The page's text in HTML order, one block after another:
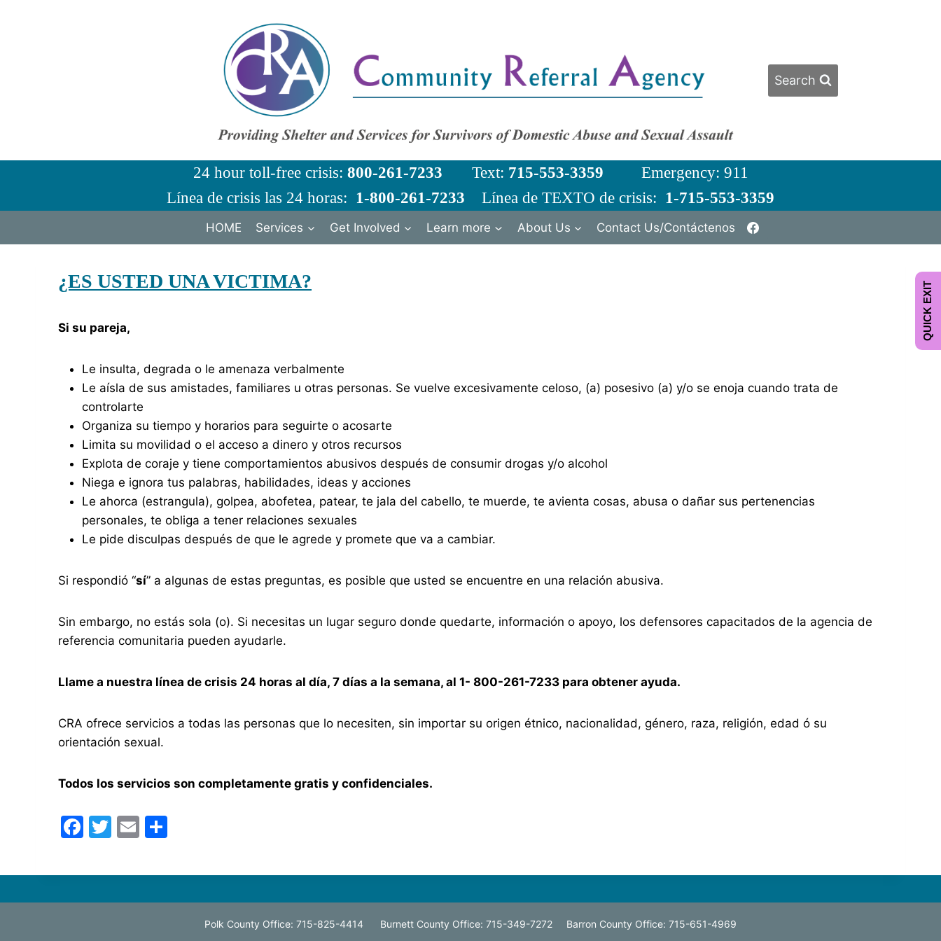
Search
24 hour toll-free crisis: 800-261-7233 Text: 715-553-3359 Emergency: 911
Línea de crisis las 24 horas: 1-800-261-7233 Línea de TEXTO de crisis: 1-715-553-3359
HOME Services Get Involved Learn more About Us Contact Us/Contáctenos
¿ES USTED UNA VICTIMA?
Si su pareja,
Le insulta, degrada o le amenaza verbalmente
Le aísla de sus amistades, familiares u otras personas. Se vuelve excesivamente celoso, (a) posesivo (a) y/o se enoja cuando trata de
controlarte
Organiza su tiempo y horarios para seguirte o acosarte
Limita su movilidad o el acceso a dinero y otros recursos
Explota de coraje y tiene comportamientos abusivos después de consumir drogas y/o alcohol
Niega e ignora tus palabras, habilidades, ideas y acciones
Le ahorca (estrangula), golpea, abofetea, patear, te jala del cabello, te muerde, te avienta cosas, abusa o dañar sus pertenencias
personales, te obliga a tener relaciones sexuales
Le pide disculpas después de que le agrede y promete que va a cambiar.
Si respondió “sí” a algunas de estas preguntas, es posible que usted se encuentre en una relación abusiva.
Sin embargo, no estás sola (o). Si necesitas un lugar seguro donde quedarte, información o apoyo, los defensores capacitados de la agencia de
referencia comunitaria pueden ayudarle.
Llame a nuestra línea de crisis 24 horas al día, 7 días a la semana, al 1- 800-261-7233 para obtener ayuda.
CRA ofrece servicios a todas las personas que lo necesiten, sin importar su origen étnico, nacionalidad, género, raza, religión, edad ó su
orientación sexual.
Todos los servicios son completamente gratis y confidenciales.
F
c
T
itt
E
ai ar
Polk County Office: 715-825-4414 Burnett County Office: 715-349-7272 Barron County Office: 715-651-4969
QUICK EXIT